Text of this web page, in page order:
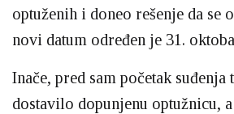
optuženih i doneo rešenje da se
novi datum određen je 31.
Inače, pred sam početak
dostavilo dopunjenu optužnicu,